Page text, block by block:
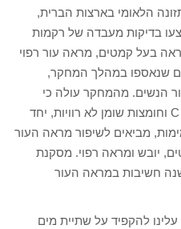
הלאומי בארצות הברית,
בדיקות מעבדה של רקמות
בעל קמטים, מראה עור רפוי
שנאספו במהלך המחקר,
הנשים. מהמחקר עולה כי
צריכה תזונתית מוגברת של ויטמין C וחומצות שומן לא רוויות, יחד
מביאים לשיפור מראה העור
יובש ומראה רפוי. מסקנת
חשיבות במראה העור
להקפיד על שתיית מים